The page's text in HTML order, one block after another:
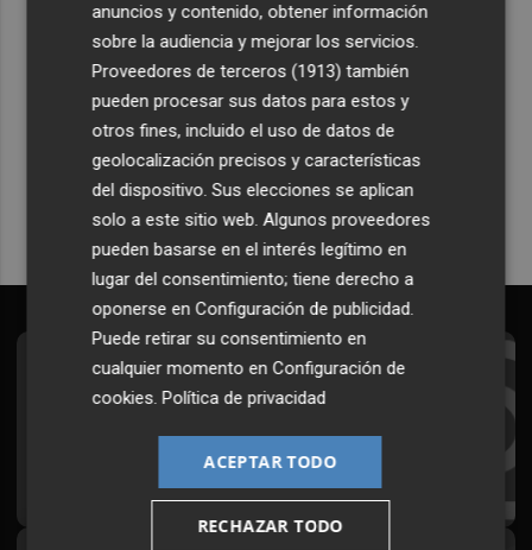
Recibe toda la actualidad de
Plaza Podcast en tu correo
Quiero suscribirme
Suscríbete al Boletín
¡Quiero suscribirme!
anuncios y contenido, obtener información
sobre la audiencia y mejorar los servicios.
Proveedores de terceros (1913) también
pueden procesar sus datos para estos y
otros fines, incluido el uso de datos de
geolocalización precisos y características
del dispositivo. Sus elecciones se aplican
solo a este sitio web. Algunos proveedores
pueden basarse en el interés legítimo en
lugar del consentimiento; tiene derecho a
oponerse enConfiguración de publicidad.
Puede retirar su consentimiento en
cualquier momento enConfiguración de
cookies.Política de privacidad
ACEPTAR TODO
RECHAZAR TODO